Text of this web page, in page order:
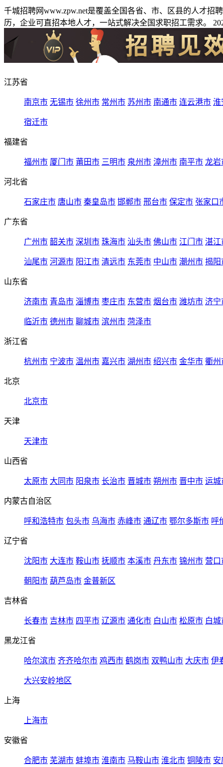
千城招聘网www.zpw.net是覆盖全国各省、市、区县的人才
历，企业可直招本地人才，一站式解决全国求职招工需求。
江苏省
南京市 无锡市 徐州市 常州市 苏州市 南通市 连云港市 淮
宿迁市
福建省
福州市 厦门市 莆田市 三明市 泉州市 漳州市 南平市 龙岩
河北省
石家庄市 唐山市 秦皇岛市 邯郸市 邢台市 保定市 张家口
广东省
广州市 韶关市 深圳市 珠海市 汕头市 佛山市 江门市 湛江
汕尾市 河源市 阳江市 清远市 东莞市 中山市 潮州市 揭阳
山东省
济南市 青岛市 淄博市 枣庄市 东营市 烟台市 潍坊市 济宁
临沂市 德州市 聊城市 滨州市 菏泽市
浙江省
杭州市 宁波市 温州市 嘉兴市 湖州市 绍兴市 金华市 衢州
北京
北京市
天津
天津市
山西省
太原市 大同市 阳泉市 长治市 晋城市 朔州市 晋中市 运城
内蒙古自治区
呼和浩特市 包头市 乌海市 赤峰市 通辽市 鄂尔多斯市 呼
辽宁省
沈阳市 大连市 鞍山市 抚顺市 本溪市 丹东市 锦州市 营口
朝阳市 葫芦岛市 金普新区
吉林省
长春市 吉林市 四平市 辽源市 通化市 白山市 松原市 白城
黑龙江省
哈尔滨市 齐齐哈尔市 鸡西市 鹤岗市 双鸭山市 大庆市 伊
大兴安岭地区
上海
上海市
安徽省
合肥市 芜湖市 蚌埠市 淮南市 马鞍山市 淮北市 铜陵市 安